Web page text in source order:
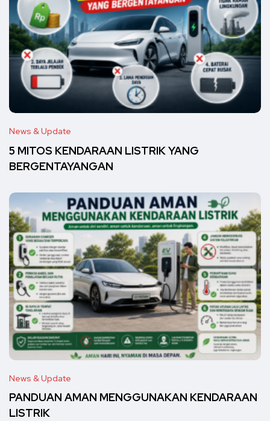
News & Update
5 MITOS KENDARAAN LISTRIK YANG
BERGENTAYANGAN
News & Update
PANDUAN AMAN MENGGUNAKAN KENDARAAN
LISTRIK